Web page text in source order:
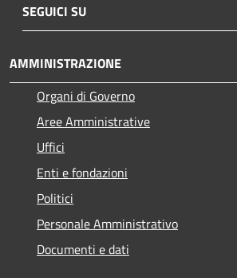
SEGUICI SU
AMMINISTRAZIONE
Organi di Governo
Aree Amministrative
Uffici
Enti e fondazioni
Politici
Personale Amministrativo
Documenti e dati